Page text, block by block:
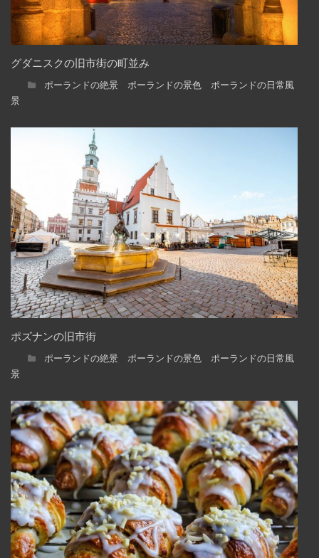
グダニスクの旧市街の町並み
ポーランドの絶景 ポーランドの景色 ポーランドの日常風
景
ポズナンの旧市街
ポーランドの絶景 ポーランドの景色 ポーランドの日常風
景